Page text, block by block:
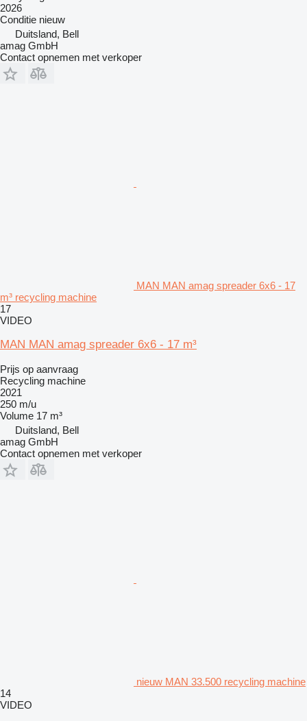
2026
Conditie nieuw
Duitsland, Bell
amag GmbH
Contact opnemen met verkoper
MAN MAN amag spreader 6x6 - 17
m³ recycling machine
17
VIDEO
MAN MAN amag spreader 6x6 - 17 m³
Prijs op aanvraag
Recycling machine
2021
250 m/u
Volume 17 m³
Duitsland, Bell
amag GmbH
Contact opnemen met verkoper
nieuw MAN 33.500 recycling machine
14
VIDEO